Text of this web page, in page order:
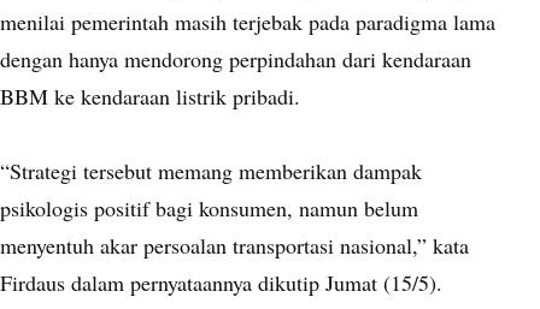
menilai pemerintah masih terjebak pada paradigma lama
dengan hanya mendorong perpindahan dari kendaraan
BBM ke kendaraan listrik pribadi.
“Strategi tersebut memang memberikan dampak
psikologis positif bagi konsumen, namun belum
menyentuh akar persoalan transportasi nasional,” kata
Firdaus dalam pernyataannya dikutip Jumat (15/5).